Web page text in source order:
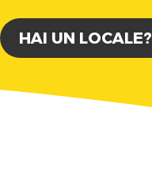
HAI UN LOCALE?